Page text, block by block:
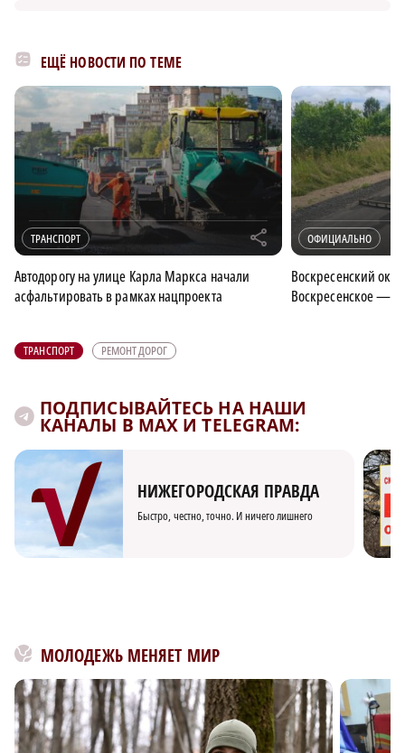
ЕЩЁ НОВОСТИ ПО ТЕМЕ
ТРАНСПОРТ r
Автодорогу на улице Карла Маркса начали
асфальтировать в рамках нацпроекта
ОФИЦИАЛЬНО
Воскресенский
Воскресенское —
ТРАНСПОРТ РЕМОНТ ДОРОГ
ПОДПИСЫВАЙТЕСЬ НА НАШИ
КАНАЛЫ В MAX И TELEGRAM:
НИЖЕГОРОДСКАЯ ПРАВДА
Быстро, честно, точно. И ничего лишнего
МОЛОДЕЖЬ МЕНЯЕТ МИР